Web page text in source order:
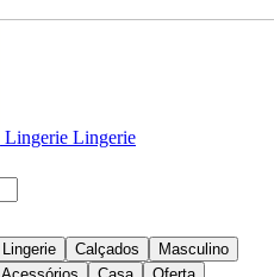
Lingerie Lingerie
Lingerie Calçados
Masculino